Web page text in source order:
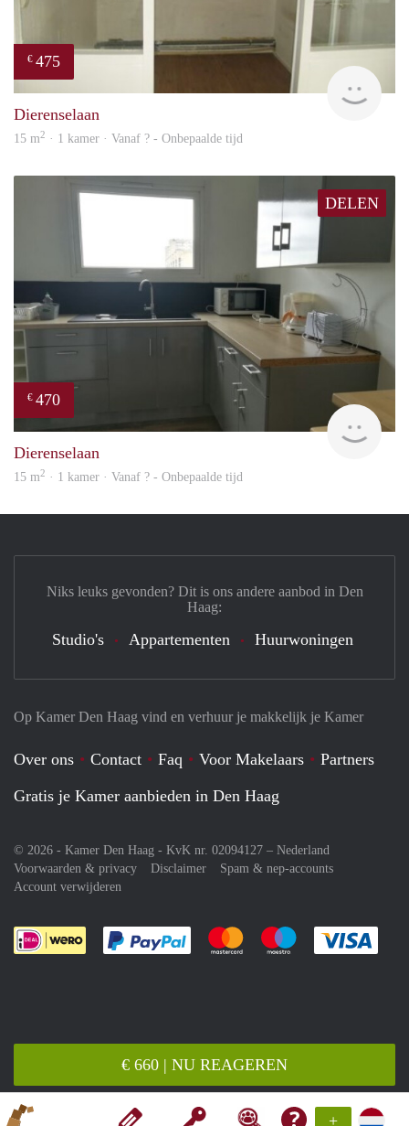
+
€ 660 | NU REAGEREN
€ 475
Dierenselaan
15 m2 · 1 kamer · Vanaf ? - Onbepaalde tijd
DELEN
€ 470
Dierenselaan
15 m2 · 1 kamer · Vanaf ? - Onbepaalde tijd
Op Kamer Den Haag vind en verhuur je makkelijk je Kamer
Over ons Contact Faq Voor Makelaars
Partners
Gratis je Kamer aanbieden in Den Haag
© 2026 - Kamer Den Haag - KvK nr. 02094127 – Nederland
Voorwaarden & privacy
Disclaimer
Spam & nep-accounts
Account verwijderen
Je rekent gemakkelijk af met Paypal
Je rekent gemakkelijk af met
Je rekent
Niks leuks gevonden? Dit is ons andere aanbod in Den
Haag:
Studio's Appartementen Huurwoningen